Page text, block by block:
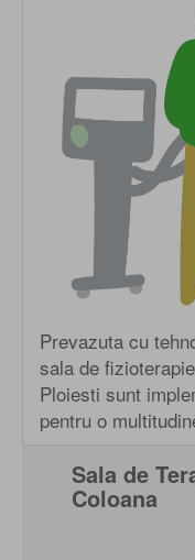
Prevazuta cu
sala de
Ploiesti sunt
pentru o
Sala de
Coloana